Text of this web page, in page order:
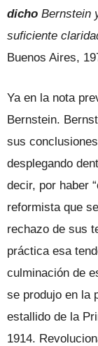
dicho Bernstein
suficiente
Buenos Aires,
Ya en la nota
Bernstein.
sus
desplegando
decir, por haber
reformista que
rechazo de sus
práctica esa
culminación de
se produjo en la
estallido de la
1914.